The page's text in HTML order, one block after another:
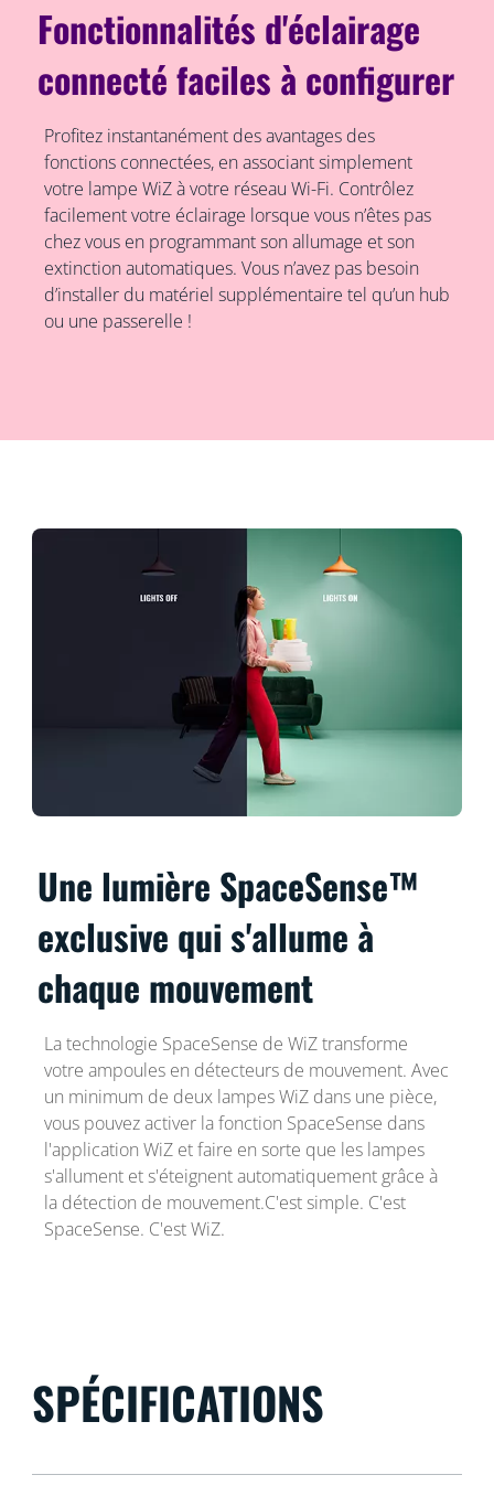
Fonctionnalités d'éclairage
connecté faciles à configurer
Profitez instantanément des avantages des
fonctions connectées, en associant simplement
votre lampe WiZ à votre réseau Wi-Fi. Contrôlez
facilement votre éclairage lorsque vous n’êtes pas
chez vous en programmant son allumage et son
extinction automatiques. Vous n’avez pas besoin
d’installer du matériel supplémentaire tel qu’un hub
ou une passerelle !
Une lumière SpaceSense™
exclusive qui s'allume à
chaque mouvement
La technologie SpaceSense de WiZ transforme
votre ampoules en détecteurs de mouvement. Avec
un minimum de deux lampes WiZ dans une pièce,
vous pouvez activer la fonction SpaceSense dans
l'application WiZ et faire en sorte que les lampes
s'allument et s'éteignent automatiquement grâce à
la détection de mouvement.C'est simple. C'est
SpaceSense. C'est WiZ.
SPÉCIFICATIONS